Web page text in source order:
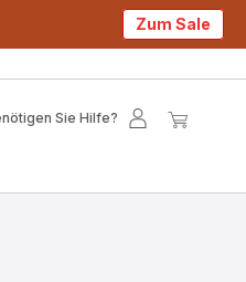
Zum Sale
Sie Hilfe?
Mein